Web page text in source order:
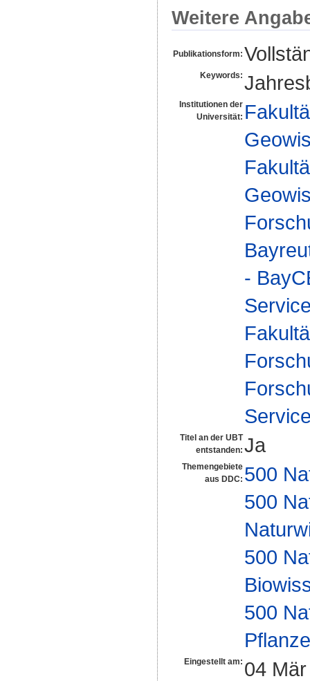
Weitere
Publikationsform:
Keywords:
Institutionen der
Universität:
-
Titel an der UBT
entstanden: Ja
Themengebiete
aus DDC: 500
500
500
500
Eingestellt am: 04